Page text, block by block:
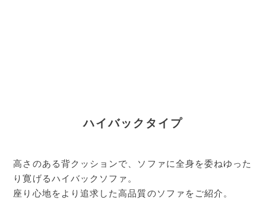
ハイバックタイプ
高さのある背クッションで、ソファに全身を委ねゆった
り寛げるハイバックソファ。
座り心地をより追求した高品質のソファをご紹介。